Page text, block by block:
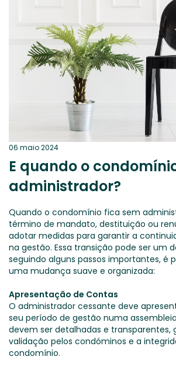
06 maio 2024
E quando o
administrador?
Quando o condomínio fica sem
término de mandato, destituição ou
adotar medidas para garantir a
na gestão. Essa transição pode ser um
seguindo alguns passos importantes, é
uma mudança suave e organizada:
Apresentação de Contas
O administrador cessante deve
seu período de gestão numa
devem ser detalhadas e transparentes,
validação pelos condóminos e a
condomínio.